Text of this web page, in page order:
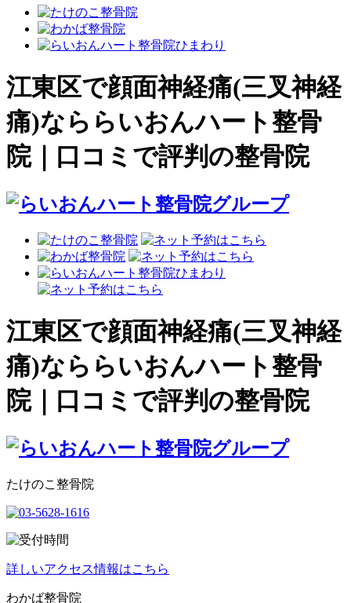
江東区で顔面神経痛(三叉神経
痛)なららいおんハート整骨
院｜口コミで評判の整骨院
江東区で顔面神経痛(三叉神経
痛)なららいおんハート整骨
院｜口コミで評判の整骨院
たけのこ整骨院
詳しいアクセス情報はこちら
わかば整骨院